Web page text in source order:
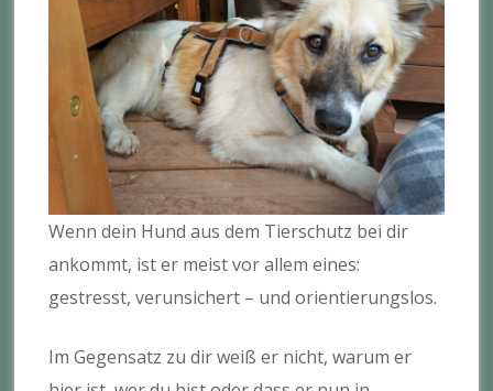
Wenn dein Hund aus dem Tierschutz bei dir
ankommt, ist er meist vor allem eines:
gestresst, verunsichert – und orientierungslos.
Im Gegensatz zu dir weiß er nicht, warum er